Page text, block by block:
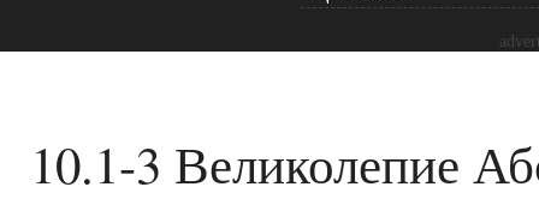
10.1-3 Великолепие